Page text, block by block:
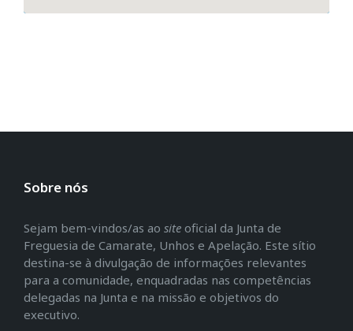
Sobre nós
Sejam bem-vindos/as ao site oficial da Junta de
Freguesia de Camarate, Unhos e Apelação. Este sítio
destina-se à divulgação de informações relevantes
para a comunidade, enquadradas nas competências
delegadas na Junta e na missão e objetivos do
executivo.